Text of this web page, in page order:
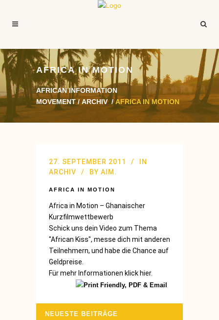
AFRICA IN MOTION
AFRICAN INFORMATION
MOVEMENT/ARCHIV /AFRICA IN MOTION
27. SEPTEMBER 2011
IN
ARCHIV
BY AIM.
AFRICA IN MOTION
Africa in Motion – Ghanaischer
Kurzfilmwettbewerb
Schick uns dein Video zum Thema
"African Kiss", messe dich mit anderen
Teilnehmern, und habe die Chance auf
Geldpreise.
Für mehr Informationen klick hier.
NEUESTE BEITRÄGE